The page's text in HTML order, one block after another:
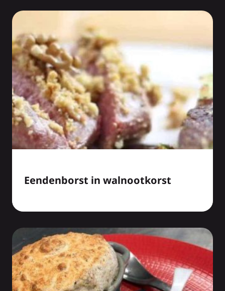
Eendenborst in walnootkorst